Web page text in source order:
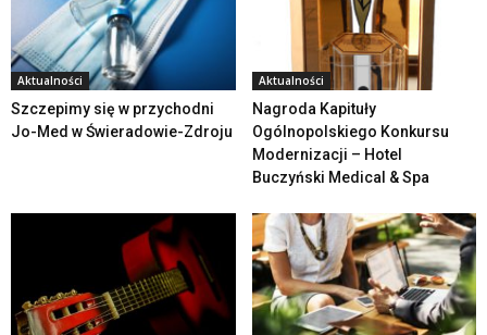
Aktualności
Szczepimy się w przychodni
Jo-Med w Świeradowie-Zdroju
Aktualności
Nagroda Kapituły
Ogólnopolskiego Konkursu
Modernizacji – Hotel
Buczyński Medical & Spa